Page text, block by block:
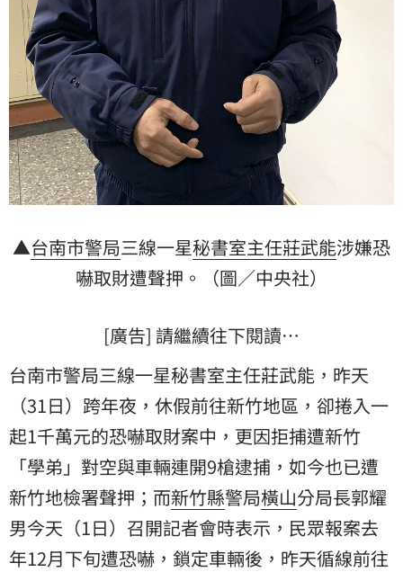
▲台南市警局三線一星秘書室主任莊武能涉嫌恐
嚇取財遭聲押。（圖／中央社）
[廣告] 請繼續往下閱讀…
台南市警局三線一星秘書室主任莊武能，昨天
（31日）跨年夜，休假前往新竹地區，卻捲入一
起1千萬元的恐嚇取財案中，更因拒捕遭新竹
「學弟」對空與車輛連開9槍逮捕，如今也已遭
新竹地檢署聲押；而新竹縣警局橫山分局長郭耀
男今天（1日）召開記者會時表示，民眾報案去
年12月下旬遭恐嚇，鎖定車輛後，昨天循線前往